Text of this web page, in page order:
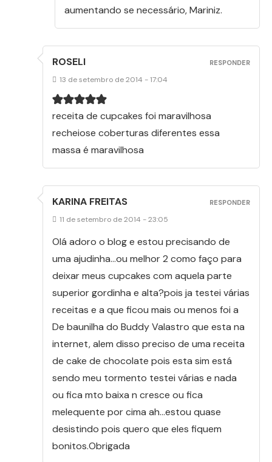
aumentando se necessário, Mariniz.
ROSELI
13 de setembro de 2014 - 17:04
receita de cupcakes foi maravilhosa
recheiose coberturas diferentes essa
massa é maravilhosa
RESPONDER
KARINA FREITAS
11 de setembro de 2014 - 23:05
Olá adoro o blog e estou precisando de
uma ajudinha…ou melhor 2 como faço para
deixar meus cupcakes com aquela parte
superior gordinha e alta?pois ja testei várias
receitas e a que ficou mais ou menos foi a
De baunilha do Buddy Valastro que esta na
internet, alem disso preciso de uma receita
de cake de chocolate pois esta sim está
sendo meu tormento testei várias e nada
ou fica mto baixa n cresce ou fica
melequente por cima ah…estou quase
desistindo pois quero que eles fiquem
bonitos.Obrigada
RESPONDER